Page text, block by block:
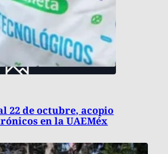
22 de octubre, acopio
en la UAEMéx